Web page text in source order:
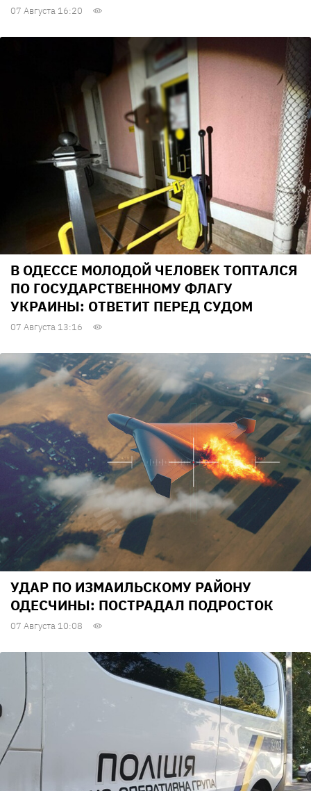
07 Августа 16:20
В ОДЕССЕ МОЛОДОЙ ЧЕЛОВЕК ТОПТАЛСЯ
ПО ГОСУДАРСТВЕННОМУ ФЛАГУ
УКРАИНЫ: ОТВЕТИТ ПЕРЕД СУДОМ
07 Августа 13:16
УДАР ПО ИЗМАИЛЬСКОМУ РАЙОНУ
ОДЕСЧИНЫ: ПОСТРАДАЛ ПОДРОСТОК
07 Августа 10:08